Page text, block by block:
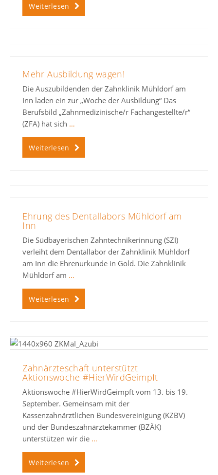
Weiterlesen
Mehr Ausbildung wagen!
Die Auszubildenden der Zahnklinik Mühldorf am
Inn laden ein zur „Woche der Ausbildung“ Das
Berufsbild „Zahnmedizinische/r Fachangestellte/r“
(ZFA) hat sich …
Weiterlesen
Ehrung des Dentallabors Mühldorf am
Inn
Die Südbayerischen Zahntechnikerinnung (SZI)
verleiht dem Dentallabor der Zahnklinik Mühldorf
am Inn die Ehrenurkunde in Gold. Die Zahnklinik
Mühldorf am …
Weiterlesen
Zahnärzteschaft unterstützt
Aktionswoche #HierWirdGeimpft
Aktionswoche #HierWirdGeimpft vom 13. bis 19.
September. Gemeinsam mit der
Kassenzahnärztlichen Bundesvereinigung (KZBV)
und der Bundeszahnärztekammer (BZÄK)
unterstützen wir die …
Weiterlesen